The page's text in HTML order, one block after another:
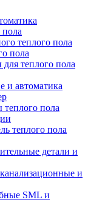
теплого пола
пола
теплого пола
и автоматика
теплого пола
теплого пола
детали и
и
SML и